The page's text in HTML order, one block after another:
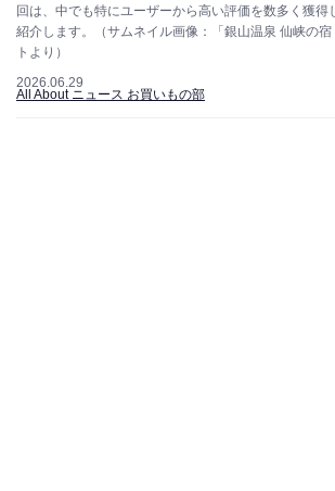
回は、中でも特にユーザーから高い評価を数多く獲得
紹介します。（サムネイル画像：「銀山温泉 仙峡の
トより）
2026.06.29
All About ニュース お買いもの部